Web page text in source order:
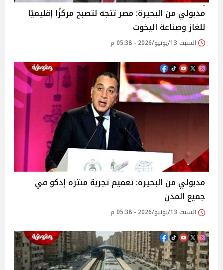
مدبولي من البحيرة: مصر تتجه لتصبح مركزًا إقليميًا
للغاز وصناعة اليخوت
السبت 13/يونيو/2026 - 05:38 م
مدبولي من البحيرة: تعميم تجربة منتزه إدكو في
جميع المدن
السبت 13/يونيو/2026 - 05:38 م